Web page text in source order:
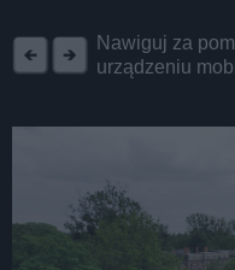
Nawiguj za
urządzeniu